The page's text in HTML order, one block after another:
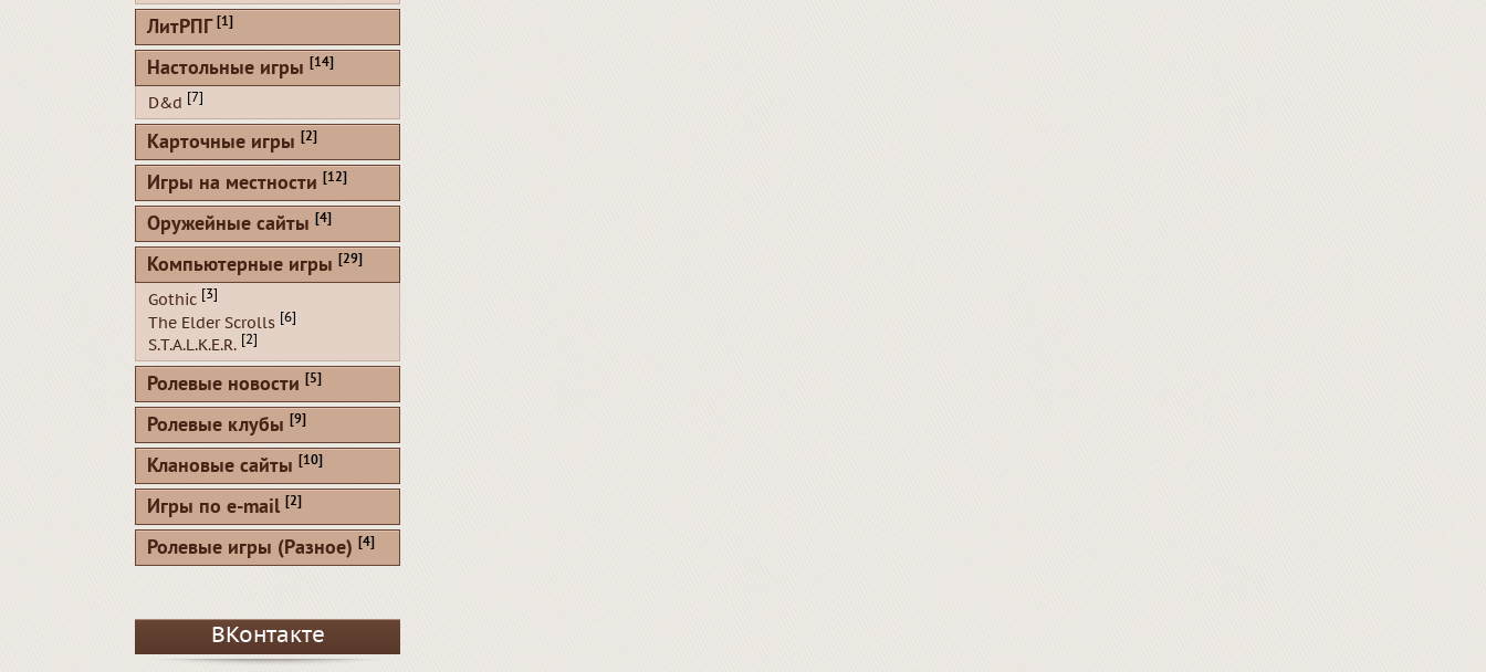
ЛитРПГ [1]
Настольные игры [14]
D&d [7]
Карточные игры [2]
Игры на местности [12]
Оружейные сайты [4]
Компьютерные игры [29]
Gothic [3]
The Elder Scrolls [6]
S.T.A.L.K.E.R. [2]
Ролевые новости [5]
Ролевые клубы [9]
Клановые сайты [10]
Игры по e-mail [2]
Ролевые игры (Разное) [4]
ВКонтакте